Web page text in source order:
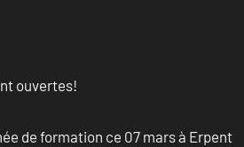
ouvertes!
de formation ce 07 mars à Erpent